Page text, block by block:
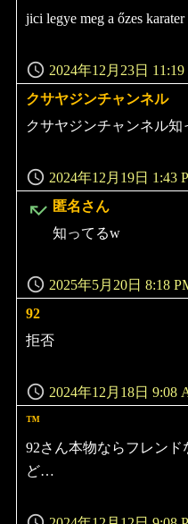
り:
2024年12月23日 11:19
jici legye meg a őzes karater
クサヤジンチャンネル
よ
り:
2024年12月19日 1:43
クサヤジンチャンネル
匿名さん
よ
2025年5月20日 8:18
知ってるw
92
よ
り:
2024年12月18日 9:08
拒否
™︎
よ
り:
92さん本物ならフレン
ど…